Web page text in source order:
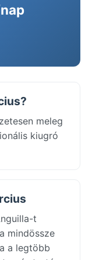
meleg
kiugró
t
mindössze
a legtöbb